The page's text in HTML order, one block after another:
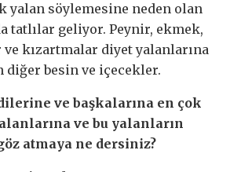
yalan söylemesine neden olan
tatlılar geliyor. Peynir, ekmek,
kızartmalar diyet yalanlarına
diğer besin ve içecekler.
ve başkalarına en çok
ve bu yalanların
atmaya ne dersiniz?